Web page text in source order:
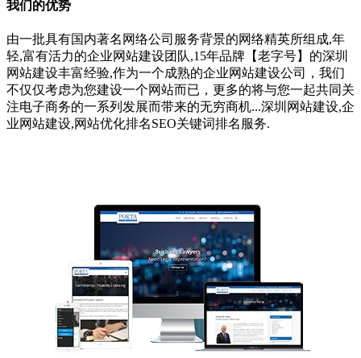
我们的优势
由一批具有国内著名网络公司服务背景的网络精英所组成,年
轻,富有活力的企业网站建设团队,15年品牌【老字号】的深圳
网站建设丰富经验,作为一个成熟的企业网站建设公司，我们
不仅仅考虑为您建设一个网站而已，更多的将与您一起共同关
注电子商务的一系列发展而带来的无穷商机...深圳网站建设,企
业网站建设,网站优化排名SEO关键词排名服务.